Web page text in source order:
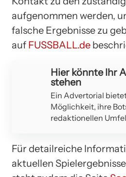
aufgenommen werden,
falsche Ergebnisse zu
auf FUSSBALL.de
Hier könnte Ihr
stehen
Ein Advertorial
Möglichkeit, ihre
redaktionellen
Für detailreiche
aktuellen